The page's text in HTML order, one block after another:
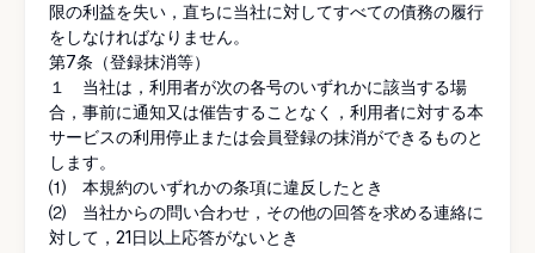
限の利益を失い，直ちに当社に対してすべての債務の履行
をしなければなりません。
第7条（登録抹消等）
１ 当社は，利用者が次の各号のいずれかに該当する場
合，事前に通知又は催告することなく，利用者に対する本
サービスの利用停止または会員登録の抹消ができるものと
します。
⑴ 本規約のいずれかの条項に違反したとき
⑵ 当社からの問い合わせ，その他の回答を求める連絡に
対して，21日以上応答がないとき